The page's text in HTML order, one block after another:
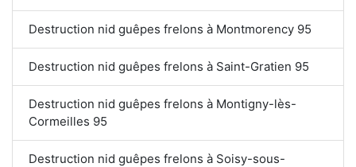
Destruction nid guêpes frelons à Montmorency 95
Destruction nid guêpes frelons à Saint-Gratien 95
Destruction nid guêpes frelons à Montigny-lès-
Cormeilles 95
Destruction nid guêpes frelons à Soisy-sous-